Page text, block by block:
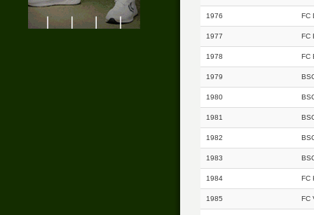
1976 FC
1977 FC
1978 FC
1979
1980
1981
1982
1983
1984 FC
1985 FC